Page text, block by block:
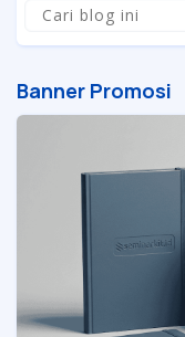
Banner Promosi